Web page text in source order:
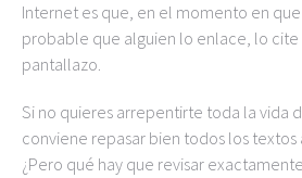
Internet es que, en el momento en
probable que alguien lo enlace, lo cite
pantallazo.
Si no quieres arrepentirte toda la vida
conviene repasar bien todos los
¿Pero qué hay que revisar